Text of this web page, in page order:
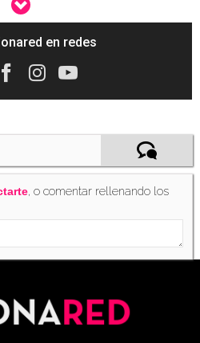
a surgir con nuevos
en redes
, o comentar rellenando los